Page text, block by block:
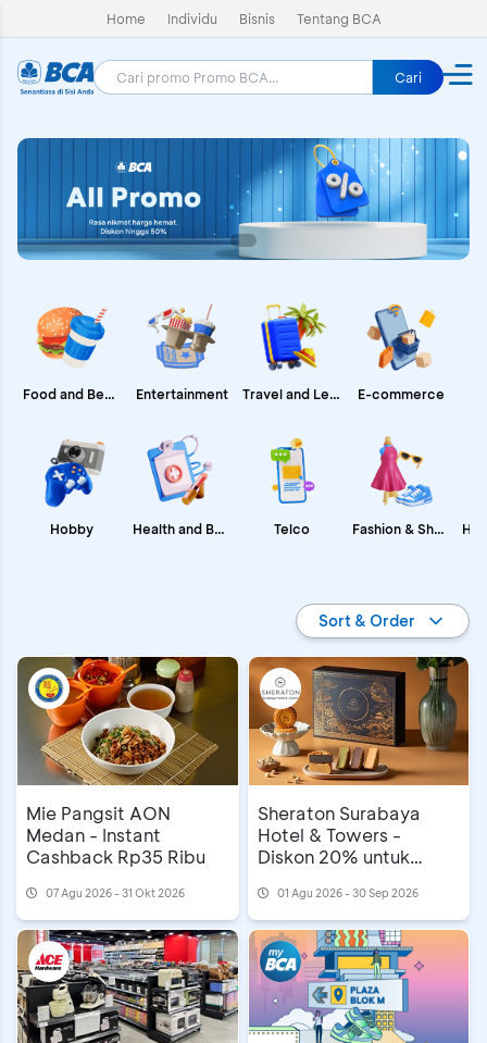
Home Individu Bisnis Tentang BCA
Cari
Food and Beverages
Hobby
Entertainment
Health and Beauty
Travel and Leisure
Telco
E-commerce
Fashion & Shopping
Sort & Order
Mie Pangsit AON
Medan - Instant
Cashback Rp35 Ribu
07 Agu 2026 - 31 Okt 2026
Sheraton Surabaya
Hotel & Towers -
Diskon 20% untuk
01 Agu 2026 - 30 Sep 2026